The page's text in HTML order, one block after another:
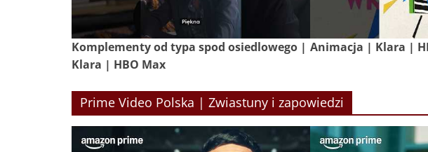
Komplementy od typa spod osiedlowego |
Klara | HBO Max
Animacja | Klara |
Prime Video Polska | Zwiastuny i zapowiedzi